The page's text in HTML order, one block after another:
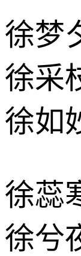
徐梦
徐采
徐如
徐蕊
徐兮